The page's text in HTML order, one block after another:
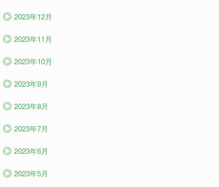
2023年12月
2023年11月
2023年10月
2023年9月
2023年8月
2023年7月
2023年6月
2023年5月